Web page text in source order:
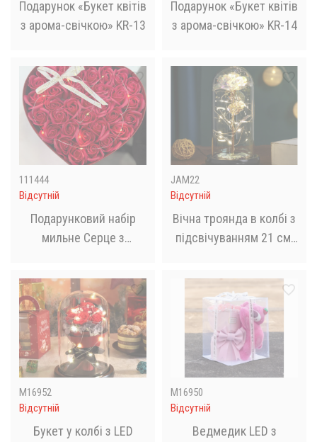
Подарунок «Букет квітів
з арома-свічкою» KR-13
Подарунок «Букет квітів
з арома-свічкою» KR-14
111444
Відсутній
Подарунковий набір
мильне Серце з
подарунковий бокс з
мильними трояндами
JAM22
Відсутній
Вічна троянда в колбі з
підсвічуванням 21 см,
M16952
Відсутній
Букет у колбі з LED
M16950
Відсутній
Ведмедик LED з